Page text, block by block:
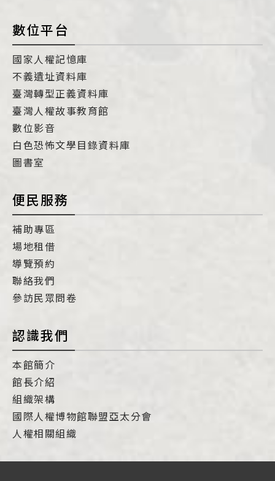
數位平台
國家人權記憶庫
不義遺址資料庫
臺灣轉型正義資料庫
臺灣人權故事教育館
數位影音
白色恐怖文學目錄資料庫
圖書室
便民服務
補助專區
場地租借
導覽預約
聯絡我們
參訪民眾問卷
認識我們
本館簡介
館長介紹
組織架構
國際人權博物館聯盟亞太分會
人權相關組織